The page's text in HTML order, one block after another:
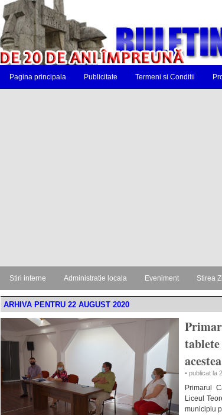
Pagina principala Publicitate Termeni si Conditii
Stiri interne Administratie locala Eveniment Stirea
ARHIVA PENTRU 22 AUGUST 2020
• publicat la
Primarul
Liceul
municipiu